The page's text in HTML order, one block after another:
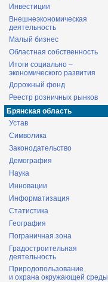
Инвестиции
Внешнеэкономическая
деятельность
Малый бизнес
Областная собственность
Итоги социально –
экономического развития
Дорожный фонд
Реестр розничных рынков
Брянская область
Устав
Символика
Законодательство
Демография
Наука
Инновации
Информатизация
Статистика
География
Пограничная зона
Градостроительная
деятельность
Природопользование
и охрана окружающей среды